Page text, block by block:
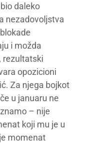
daleko
nezadovoljstva
i možda
rezultatski
opozicioni
Za njega bojkot
u januaru ne
– nije
koji mu je u
momenat